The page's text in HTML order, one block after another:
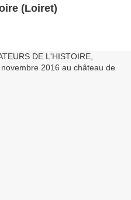
(Loiret)